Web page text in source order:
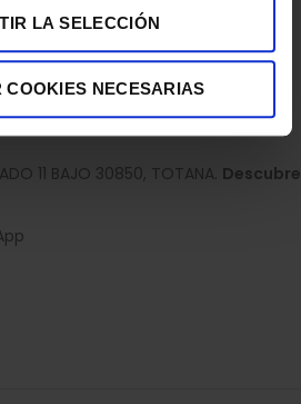
LA SELECCIÓN
COOKIES NECESARIAS
de accesorios para el hogar con
11 BAJO 30850, TOTANA. Descubre